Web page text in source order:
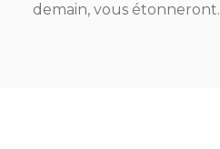
demain, vous étonneront.